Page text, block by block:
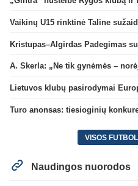
A. Skerla: „Ne tik gynėmės –
Turo anonsas: tiesioginių
VISOS
Naudingos nuorodos